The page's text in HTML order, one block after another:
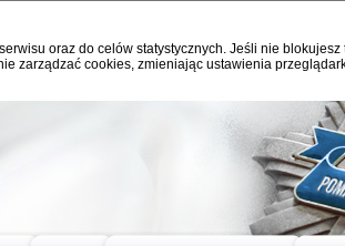
oraz do celów statystycznych. Jeśli nie
zarządzać cookies, zmieniając ustawienia